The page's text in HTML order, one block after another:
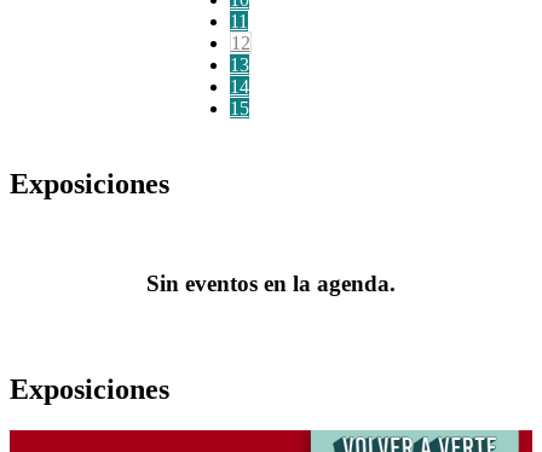
11
12
13
14
15
Exposiciones
Sin eventos en la agenda.
Exposiciones